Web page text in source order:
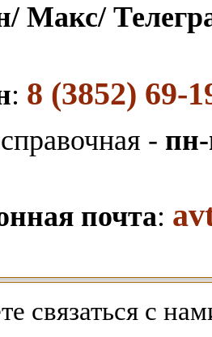
Макс/
: 8 (3852) 69-
-
почта:
связаться с